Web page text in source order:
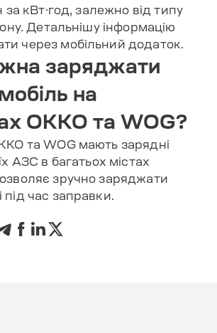
за кВт·год, залежно від типу
Детальнішу інформацію
через мобільний додаток.
заряджати
на
OKKO та WOG?
та WOG мають зарядні
АЗС в багатьох містах
зручно заряджати
під час заправки.